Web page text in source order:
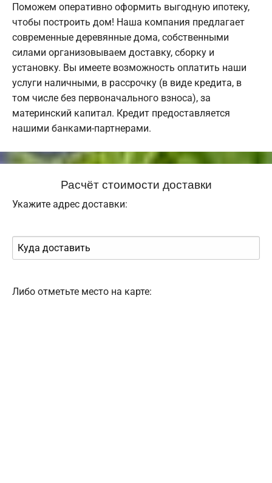
Поможем оперативно оформить выгодную ипотеку,
чтобы построить дом! Наша компания предлагает
современные деревянные дома, собственными
силами организовываем доставку, сборку и
установку. Вы имеете возможность оплатить наши
услуги наличными, в рассрочку (в виде кредита, в
том числе без первоначального взноса), за
материнский капитал. Кредит предоставляется
нашими банками-партнерами.
Расчёт стоимости доставки
Укажите адрес доставки:
Либо отметьте место на карте: